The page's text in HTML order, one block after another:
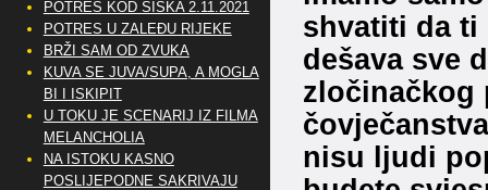
shvatiti da ti
dešava sve
zločinačkog
nisu ljudi
POTRES KOD SISKA 2.11.2021
POTRES U ZALEĐU RIJEKE
BRŽI SAM OD ZVUKA
KUVA SE JUVA/SUPA, A MOGLA
BI I ISKIPIT
U TOKU JE SCENARIJ IZ FILMA
MELANCHOLIA
NA ISTOKU KASNO
POSLIJEPODNE SAKRIVAJU